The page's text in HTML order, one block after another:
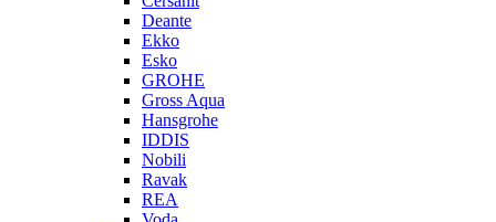
Deante
Ekko
Esko
GROHE
Gross Aqua
Hansgrohe
IDDIS
Nobili
Ravak
REA